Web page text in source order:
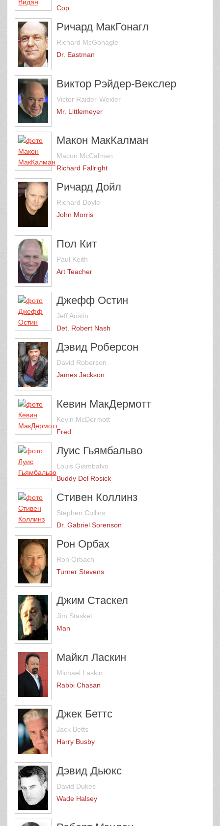
Cop
Ричард МакГонагл
Richard McGonagle
Dr. Eastman
Виктор Рэйдер-Векслер
Victor Raider-Wexler
Mr. Littlemeyer
Макон МакКалман
Macon McCalman
Richard Fallright
Ричард Дойл
Richard Doyle
John Morris
Пол Кит
Paul Keith
Art Teacher
Джефф Остин
Jeff Austin
Det. Robert Nash
Дэвид Роберсон
David Roberson
James Jackson
Кевин МакДермотт
Kevin McDermott
Fred
Луис Гьямбальво
Louis Giambalvo
Buddy Del Rosick
Стивен Коллинз
Stephen Collins
Dr. Gabriel Sorenson
Рон Орбах
Ron Orbach
Turner Stevens
Джим Стаскел
Jim Staskel
Man
Майкл Ласкин
Michael Laskin
Rabbi Chasan
Джек Беттс
Jack Betts
Harry Busby
Дэвид Дьюкс
David Dukes
Wade Halsey